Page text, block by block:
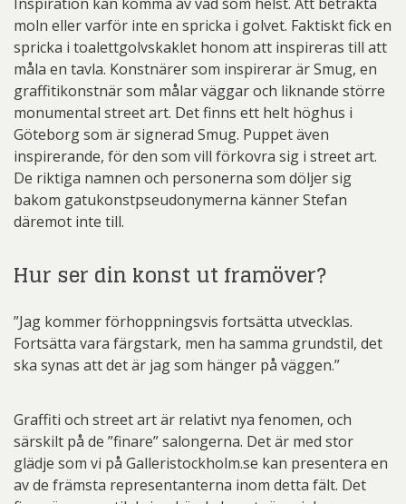
Inspiration kan komma av vad som helst. Att betrakta
moln eller varför inte en spricka i golvet. Faktiskt fick en
spricka i toalettgolvskaklet honom att inspireras till att
måla en tavla. Konstnärer som inspirerar är Smug, en
graffitikonstnär som målar väggar och liknande större
monumental street art. Det finns ett helt höghus i
Göteborg som är signerad Smug. Puppet även
inspirerande, för den som vill förkovra sig i street art.
De riktiga namnen och personerna som döljer sig
bakom gatukonstpseudonymerna känner Stefan
däremot inte till.
Hur ser din konst ut framöver?
”Jag kommer förhoppningsvis fortsätta utvecklas.
Fortsätta vara färgstark, men ha samma grundstil, det
ska synas att det är jag som hänger på väggen.”
Graffiti och street art är relativt nya fenomen, och
särskilt på de ”finare” salongerna. Det är med stor
glädje som vi på Galleristockholm.se kan presentera en
av de främsta representanterna inom detta fält. Det